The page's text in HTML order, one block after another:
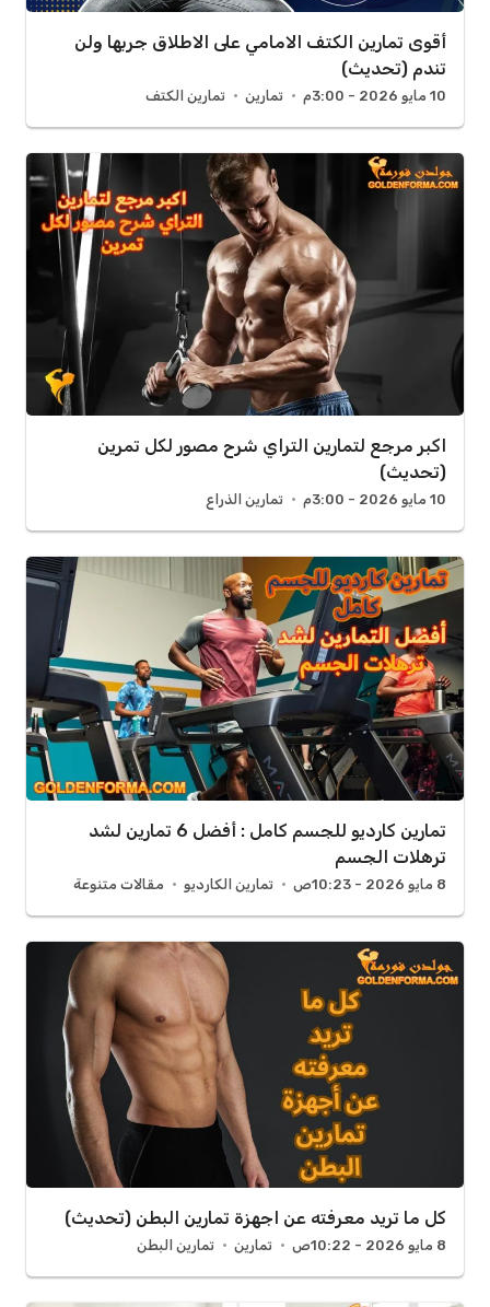
أقوى تمارين الكتف الامامي على الاطلاق جربها ولن
تندم (تحديث)
10 مايو 2026 - 3:00م تمارين تمارين الكتف
اكبر مرجع لتمارين التراي شرح مصور لكل تمرين
(تحديث)
10 مايو 2026 - 3:00م تمارين الذراع
تمارين كارديو للجسم كامل : أفضل 6 تمارين لشد
ترهلات الجسم
8 مايو 2026 - 10:23ص تمارين الكارديو مقالات متنوعة
كل ما تريد معرفته عن اجهزة تمارين البطن (تحديث)
8 مايو 2026 - 10:22ص تمارين تمارين البطن